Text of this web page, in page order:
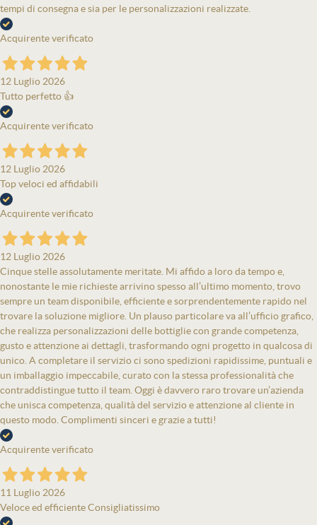
tempi di consegna e sia per le personalizzazioni realizzate.
Acquirente verificato
12 Luglio 2026
Tutto perfetto 👍
Acquirente verificato
12 Luglio 2026
Top veloci ed affidabili
Acquirente verificato
12 Luglio 2026
Cinque stelle assolutamente meritate. Mi affido a loro da tempo e,
nonostante le mie richieste arrivino spesso all’ultimo momento, trovo
sempre un team disponibile, efficiente e sorprendentemente rapido nel
trovare la soluzione migliore. Un plauso particolare va all’ufficio grafico,
che realizza personalizzazioni delle bottiglie con grande competenza,
gusto e attenzione ai dettagli, trasformando ogni progetto in qualcosa di
unico. A completare il servizio ci sono spedizioni rapidissime, puntuali e
un imballaggio impeccabile, curato con la stessa professionalità che
contraddistingue tutto il team. Oggi è davvero raro trovare un’azienda
che unisca competenza, qualità del servizio e attenzione al cliente in
questo modo. Complimenti sinceri e grazie a tutti!
Acquirente verificato
11 Luglio 2026
Veloce ed efficiente Consigliatissimo